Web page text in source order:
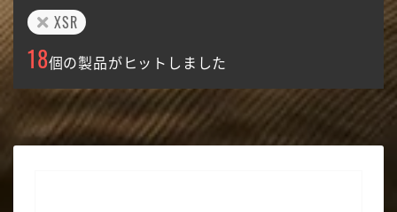
XSR
18個の製品がヒットしました